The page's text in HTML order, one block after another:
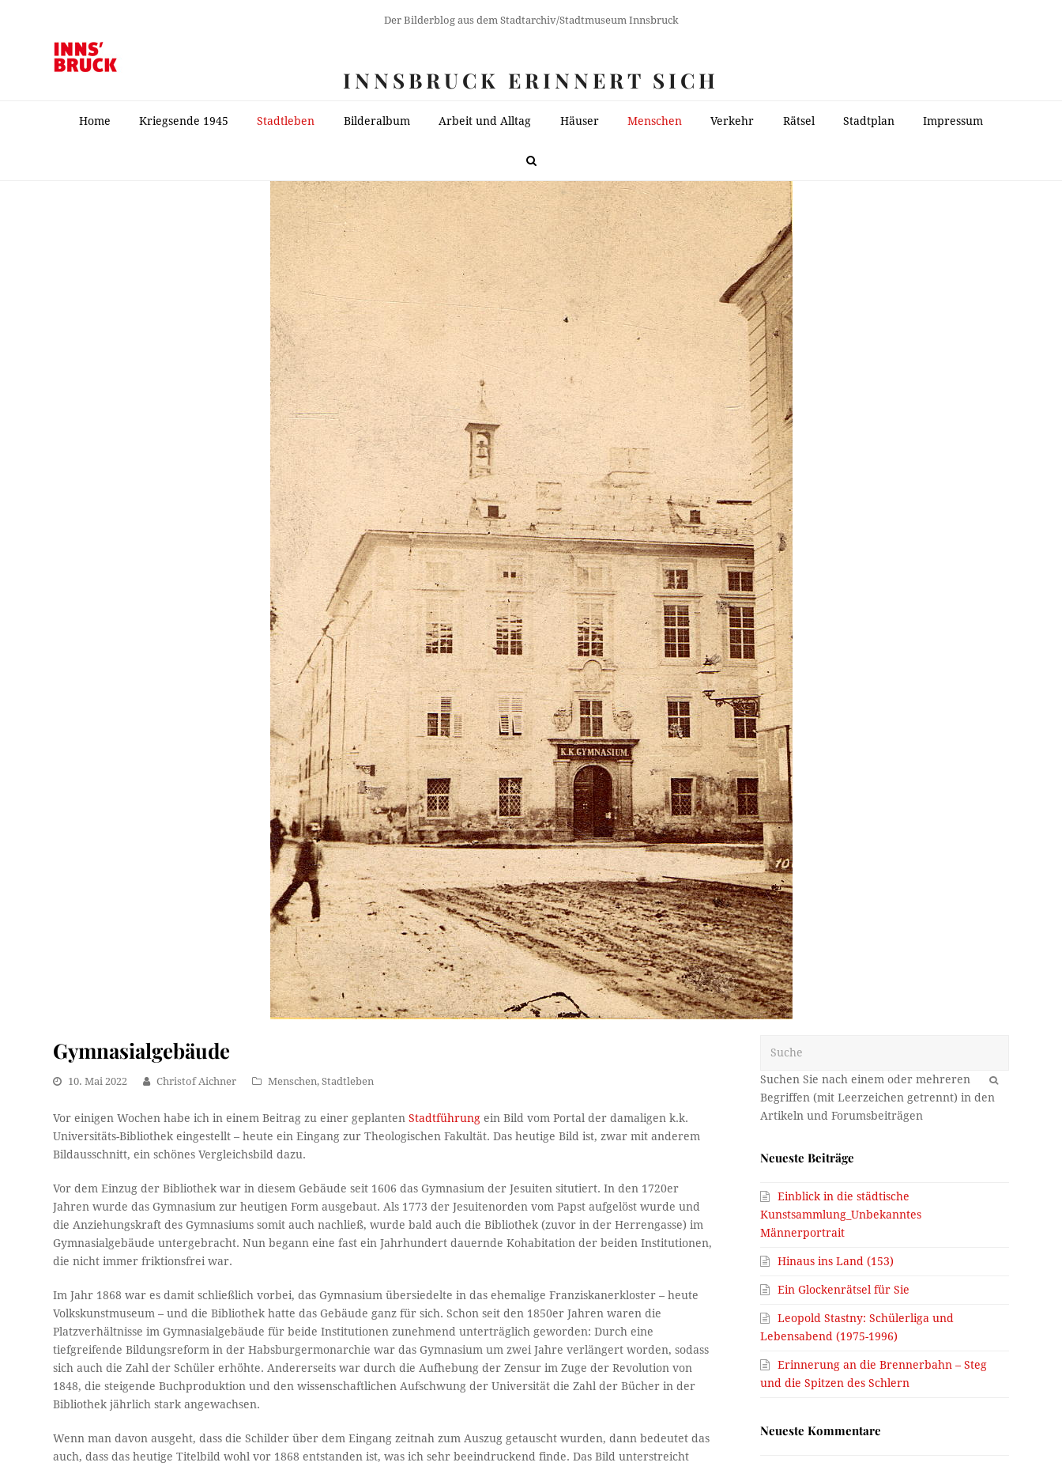
Der Bilderblog aus dem Stadtarchiv/Stadtmuseum Innsbruck
INNSBRUCK ERINNERT SICH
Home Kriegsende 1945 Stadtleben Bilderalbum Arbeit und Alltag Häuser Menschen Verkehr Rätsel Stadtplan Impressum
Gymnasialgebäude
10. Mai 2022 Christof Aichner Menschen,Stadtleben
Vor einigen Wochen habe ich in einem Beitrag zu einer geplantenStadtführung ein Bild vom Portal der damaligen k.k.
Universitäts-Bibliothek eingestellt – heute ein Eingang zur Theologischen Fakultät. Das heutige Bild ist, zwar mit anderem
Bildausschnitt, ein schönes Vergleichsbild dazu.
Vor dem Einzug der Bibliothek war in diesem Gebäude seit 1606 das Gymnasium der Jesuiten situtiert. In den 1720er
Jahren wurde das Gymnasium zur heutigen Form ausgebaut. Als 1773 der Jesuitenorden vom Papst aufgelöst wurde und
die Anziehungskraft des Gymnasiums somit auch nachließ, wurde bald auch die Bibliothek (zuvor in der Herrengasse) im
Gymnasialgebäude untergebracht. Nun begann eine fast ein Jahrhundert dauernde Kohabitation der beiden Institutionen,
die nicht immer friktionsfrei war.
Im Jahr 1868 war es damit schließlich vorbei, das Gymnasium übersiedelte in das ehemalige Franziskanerkloster – heute
Volkskunstmuseum – und die Bibliothek hatte das Gebäude ganz für sich. Schon seit den 1850er Jahren waren die
Platzverhältnisse im Gymnasialgebäude für beide Institutionen zunehmend unterträglich geworden: Durch eine
tiefgreifende Bildungsreform in der Habsburgermonarchie war das Gymnasium um zwei Jahre verlängert worden, sodass
sich auch die Zahl der Schüler erhöhte. Andererseits war durch die Aufhebung der Zensur im Zuge der Revolution von
1848, die steigende Buchproduktion und den wissenschaftlichen Aufschwung der Universität die Zahl der Bücher in der
Bibliothek jährlich stark angewachsen.
Wenn man davon ausgeht, dass die Schilder über dem Eingang zeitnah zum Auszug getauscht wurden, dann bedeutet das
auch, dass das heutige Titelbild wohl vor 1868 entstanden ist, was ich sehr beeindruckend finde. Das Bild unterstreicht
OK
Neueste Beiträge
Einblick in die städtische
Kunstsammlung_Unbekanntes
Männerportrait
Hinaus ins Land (153)
Ein Glockenrätsel für Sie
Leopold Stastny: Schülerliga und
Lebensabend (1975-1996)
Erinnerung an die Brennerbahn – Steg
und die Spitzen des Schlern
Neueste Kommentare